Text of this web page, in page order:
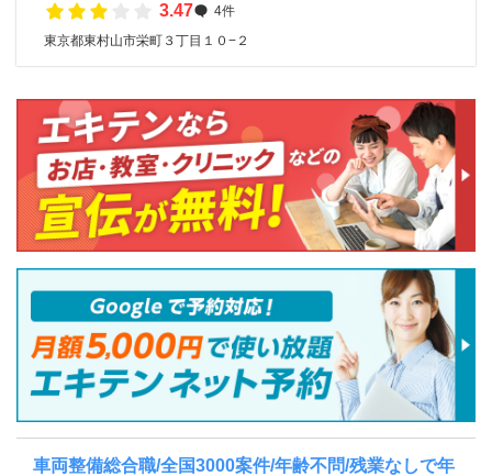
3.47
4件
東京都東村山市栄町３丁目１０−２
車両整備総合職/全国3000案件/年齢不問/残業なしで年